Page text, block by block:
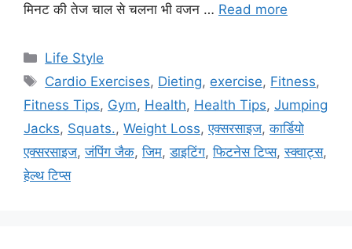
मिनट की तेज चाल से चलना भी वजन … Read more
C
a
e
g
o
r
Life Style
T
s
Cardio Exercises, Dieting, exercise, Fitness,
Fitness Tips, Gym, Health, Health Tips, Jumping
Jacks, Squats., Weight Loss,एक्सरसाइज,कार्डियो
एक्सरसाइज,जंपिंग जैक,जिम,डाइटिंग,फिटनेस टिप्स,स्क्वाट्स,
हेल्थ टिप्स